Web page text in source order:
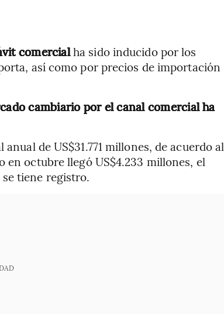
comercialha sido inducido por los
así como por precios de importación
cambiario por el canal comercial ha
de US$31.771 millones, de acuerdo al
en octubre llegó US$4.233 millones, el
tiene registro.